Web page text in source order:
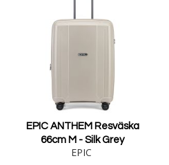
EPIC ANTHEM Resväska
66cm M - Silk Grey
EPIC